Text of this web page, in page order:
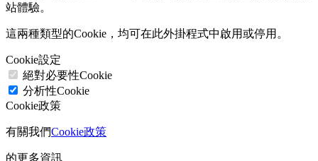
站體驗。
這兩種類型的Cookie，均可在此外掛程式中啟用或停用。
Cookie設定
絕對必要性Cookie
分析性Cookie
Cookie政策
有關我們Cookie政策
的更多資訊